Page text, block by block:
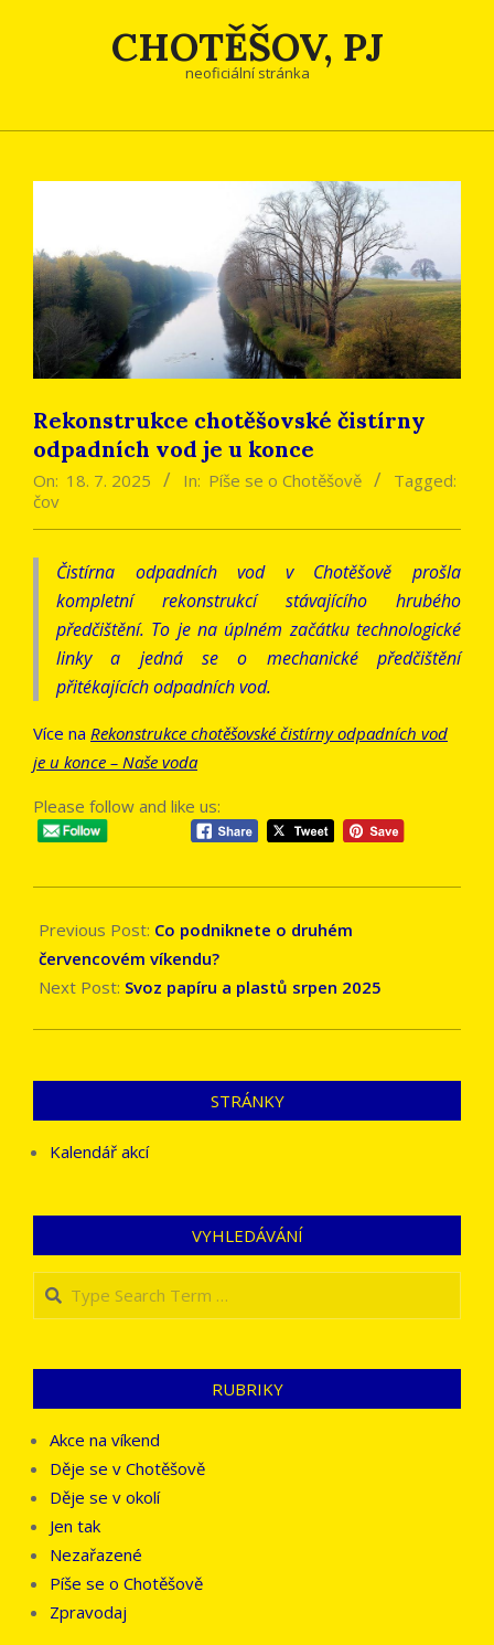
CHOTĚŠOV, PJ
neoficiální stránka
Rekonstrukce chotěšovské čistírny
odpadních vod je u konce
On: 18. 7. 2025 In: Píše se o Chotěšově
Tagged:
čov
Čistírna odpadních vod v Chotěšově prošla
kompletní rekonstrukcí stávajícího hrubého
předčištění. To je na úplném začátku technologické
linky a jedná se o mechanické předčištění
přitékajících odpadních vod.
Více na Rekonstrukce chotěšovské čistírny odpadních vod
je u konce – Naše voda
Please follow and like us:
07-
18
Previous Post: Co podniknete o druhém
červencovém víkendu?
Next Post: Svoz papíru a plastů srpen 2025
STRÁNKY
Kalendář akcí
VYHLEDÁVÁNÍ
Search
RUBRIKY
Akce na víkend
Děje se v Chotěšově
Děje se v okolí
Jen tak
Nezařazené
Píše se o Chotěšově
Zpravodaj